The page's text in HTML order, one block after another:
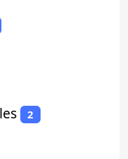
2